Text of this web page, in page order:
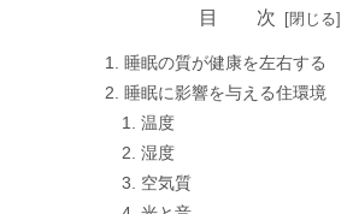
目 次
睡眠の質が健康を左右する
睡眠に影響を与える住環境
温度
湿度
空気質